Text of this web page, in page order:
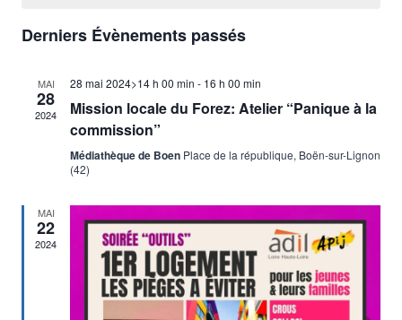
Derniers Évènements passés
MAI
28
2024
28 mai 2024>14 h 00 min - 16 h 00 min
Mission locale du Forez: Atelier “Panique à la
commission”
Médiathèque de Boen Place de la république, Boën-sur-Lignon
(42)
MAI
22
2024